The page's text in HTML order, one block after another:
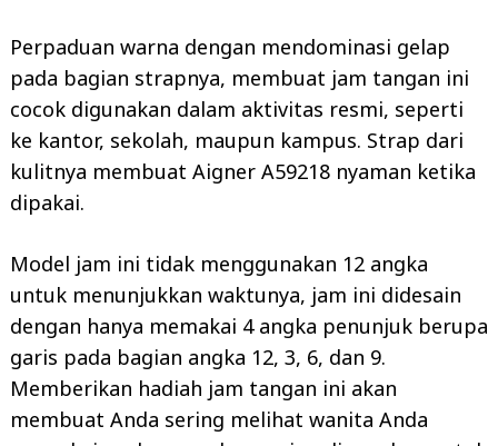
Perpaduan warna dengan mendominasi gelap
pada bagian strapnya, membuat jam tangan ini
cocok digunakan dalam aktivitas resmi, seperti
ke kantor, sekolah, maupun kampus. Strap dari
kulitnya membuat Aigner A59218 nyaman ketika
dipakai.
Model jam ini tidak menggunakan 12 angka
untuk menunjukkan waktunya, jam ini didesain
dengan hanya memakai 4 angka penunjuk berupa
garis pada bagian angka 12, 3, 6, dan 9.
Memberikan hadiah jam tangan ini akan
membuat Anda sering melihat wanita Anda